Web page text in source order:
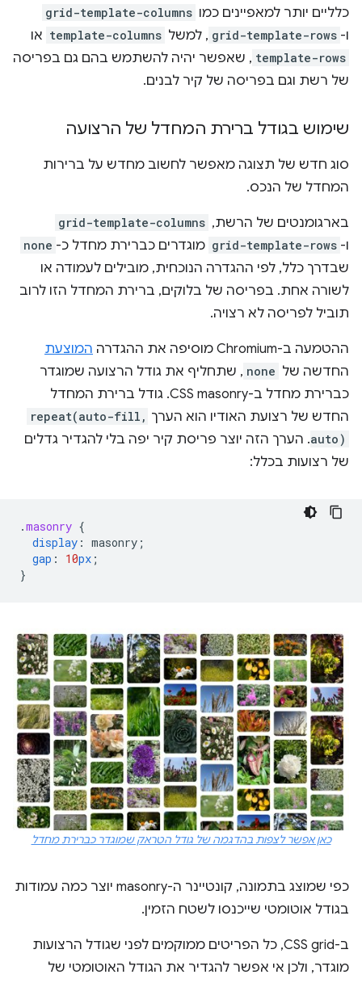
כלליים יותר למאפיינים כמו grid-template-columns
ו- grid-template-rows , למשל template-columns או
template-rows , שאפשר יהיה להשתמש בהם גם בפריסה
של רשת וגם בפריסה של קיר לבנים.
שימוש בגודל ברירת המחדל של הרצועה
סוג חדש של תצוגה מאפשר לחשוב מחדש על ברירות
המחדל של הנכס.
בארגומנטים של הרשת, grid-template-columns
ו- grid-template-rows מוגדרים כברירת מחדל כ- none
שבדרך כלל, לפי ההגדרה הנוכחית, מובילים לעמודה או
לשורה אחת. בפריסה של בלוקים, ברירת המחדל הזו לרוב
תוביל לפריסה לא רצויה.
ההטמעה ב-Chromium מוסיפה את ההגדרה
המוצעת
החדשה של none , שתחליף את גודל הרצועה שמוגדר
כברירת מחדל ב-CSS masonry. גודל ברירת המחדל
החדש של רצועת האודיו הוא הערך repeat(auto-fill,
auto). הערך הזה יוצר פריסת קיר יפה בלי להגדיר גדלים
של רצועות בכלל:
.masonry {
display : masonry ;
gap : 10px ;
}
כאן אפשר לצפות בהדגמה של גודל הטראק שמוגדר כברירת מחדל
כפי שמוצג בתמונה, קונטיינר ה-masonry יוצר כמה עמודות
בגודל אוטומטי שייכנסו לשטח הזמין.
ב-CSS grid, כל הפריטים ממוקמים לפני שגודל הרצועות
מוגדר, ולכן אי אפשר להגדיר את הגודל האוטומטי של